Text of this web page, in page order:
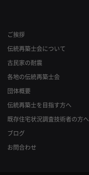
ご挨拶
伝統再築士会について
古民家の耐震
各地の伝統再築士会
団体概要
伝統再築士を目指す方へ
既存住宅状況調査技術者の方へ
ブログ
お問合わせ